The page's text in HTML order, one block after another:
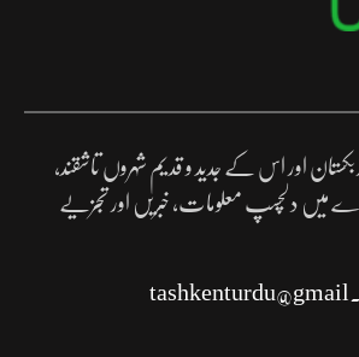
اور اس کے جدید و قدیم شہروں تاشقند،
میں دلچسپ معلومات، خبریں اور تجزیے